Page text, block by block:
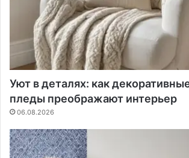
Уют в деталях: как
пледы преображают интерьер
06.08.2026